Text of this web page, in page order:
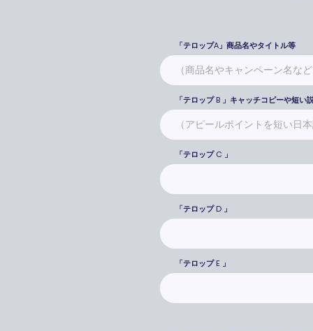
「テロップA」商品名やタイトル等
「テロップ B 」キャッチコピーや短い
「テロップ C 」
「テロップ D 」
「テロップ E 」